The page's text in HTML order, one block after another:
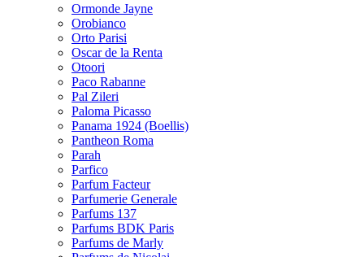
Ormonde Jayne
Orobianco
Orto Parisi
Oscar de la Renta
Otoori
Paco Rabanne
Pal Zileri
Paloma Picasso
Panama 1924 (Boellis)
Pantheon Roma
Parah
Parfico
Parfum Facteur
Parfumerie Generale
Parfums 137
Parfums BDK Paris
Parfums de Marly